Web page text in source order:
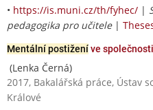
• https://is.muni.cz/th/fyhec/ |
pedagogika pro učitele|
Mentální postiženíve společnosti
(Lenka Černá)
2017, Bakalářská práce, Ústav
Králové